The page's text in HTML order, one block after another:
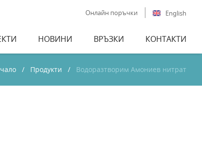
Онлайн поръчки English
НОВИНИ ВРЪЗКИ КОНТАКТИ
Продукти Водоразтворим Амониев нитрат